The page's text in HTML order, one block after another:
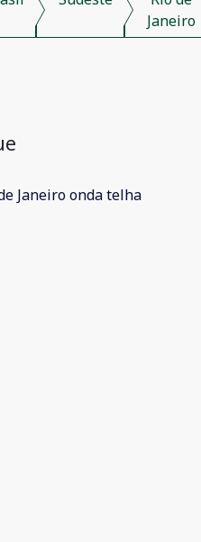
Janeiro